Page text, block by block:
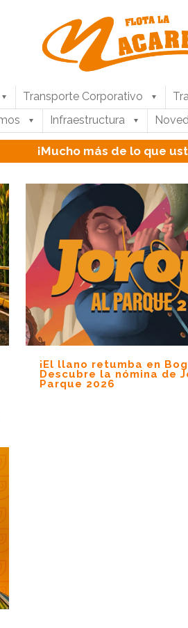
Transporte Corporativo
Infraestructura
¡Mucho más de lo que
¡El llano retumba en
Descubre la nómina de
Parque 2026